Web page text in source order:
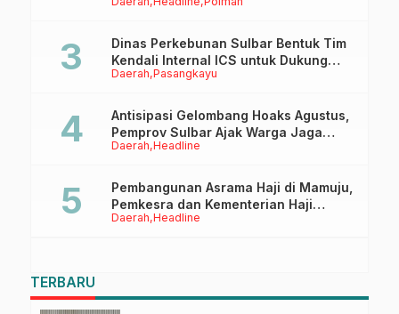
Tappidena
Daerah Pasangkayu
Dinas Perkebunan Sulbar Bentuk Tim
Kendali Internal ICS untuk Dukung
Sertifikasi ISPO Pekebun di
Daerah Headline
Antisipasi Gelombang Hoaks Agustus,
Pemprov Sulbar Ajak Warga Jaga
Ruang Digital
Daerah Headline
Pembangunan Asrama Haji di Mamuju,
Pemkesra dan Kementerian Haji
Sulbar Tinjau Lokasi
TERBARU